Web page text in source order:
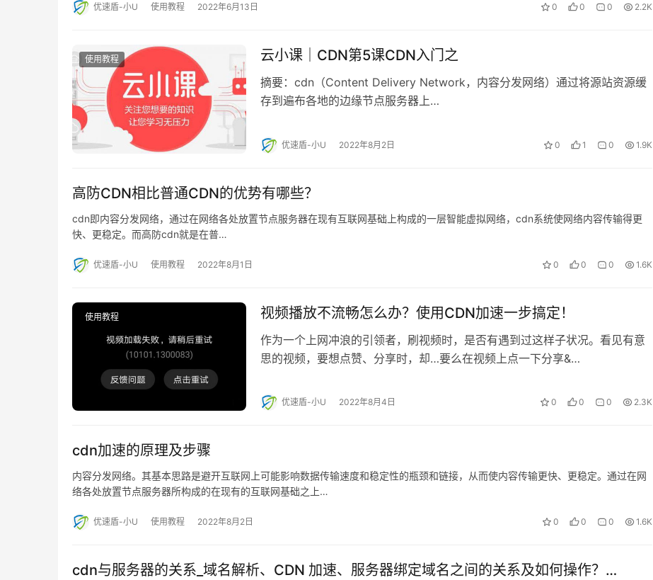
优速盾-小U 使用教程 2022年6月13日 0 0 0 2.2K
使用教程 云小课｜CDN第5课CDN入门之
摘要：cdn（Content Delivery Network，内容分发网络）通过将源站资源缓
存到遍布各地的边缘节点服务器上…
优速盾-小U 2022年8月2日 0 1 0 1.9K
高防CDN相比普通CDN的优势有哪些？
cdn即内容分发网络，通过在网络各处放置节点服务器在现有互联网基础上构成的一层智能虚拟网络，cdn系统使网络内容传输得更
快、更稳定。而高防cdn就是在普…
优速盾-小U 使用教程 2022年8月1日 0 0 0 1.6K
使用教程 视频播放不流畅怎么办？使用CDN加速一步搞定！
作为一个上网冲浪的引领者，刷视频时，是否有遇到过这样子状况。看见有意
思的视频，要想点赞、分享时，却…要么在视频上点一下分享&…
优速盾-小U 2022年8月4日 0 0 0 2.3K
cdn加速的原理及步骤
内容分发网络。其基本思路是避开互联网上可能影响数据传输速度和稳定性的瓶颈和链接，从而使内容传输更快、更稳定。通过在网
络各处放置节点服务器所构成的在现有的互联网基础之上…
优速盾-小U 使用教程 2022年8月2日 0 0 0 1.6K
cdn与服务器的关系_域名解析、CDN 加速、服务器绑定域名之间的关系及如何操作？…